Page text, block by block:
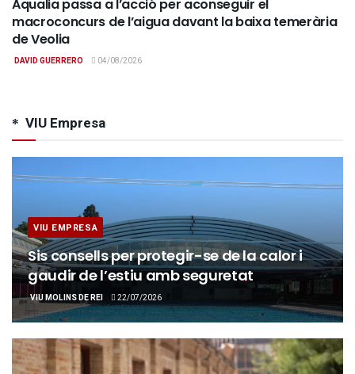
Aqualia passa a l’acció per aconseguir el
macroconcurs de l’aigua davant la baixa temerària
de Veolia
DAVID GUERRERO 04/08/2026
VIU Empresa
VIU EMPRESA
Sis consells per protegir-se de la calor i
gaudir de l’estiu amb seguretat
VIU MOLINS DE REI 22/07/2026